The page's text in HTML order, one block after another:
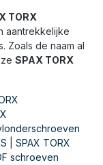
TORX
aantrekkelijke
Zoals de naam al
SPAX TORX
SPAX TORX
schroeven